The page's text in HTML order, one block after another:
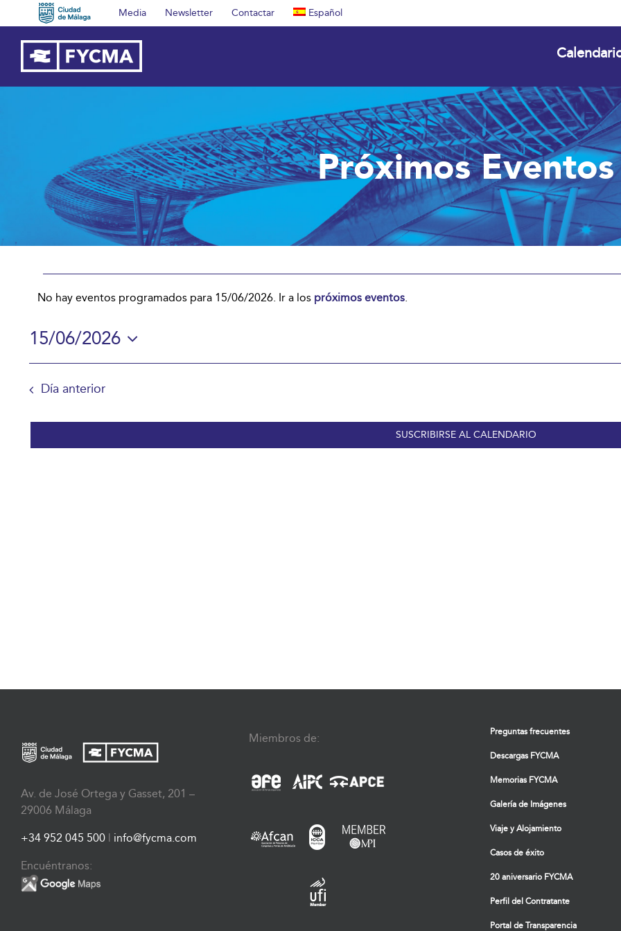
al
contenido
Media Newsletter Contactar Español
Próximos Eventos
Eventos
en
15/06/2026
Aviso
No hay eventos programados para 15/06/2026. Ir a los próximos eventos.
15/06/2026
Selecciona
fecha.
Día anterior
SUSCRIBIRSE AL CALENDARIO
Av. de José Ortega y Gasset, 201 –
29006 Málaga
+34 952 045 500 | info@fycma.com
Encuéntranos:
Miembros de: Preguntas frecuentes
Descargas FYCMA
Memorias FYCMA
Galería de Imágenes
Viaje y Alojamiento
Casos de éxito
20 aniversario FYCMA
Perfil del Contratante
Portal de Transparencia